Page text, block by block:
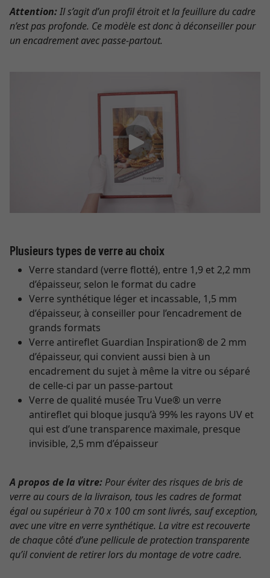
Attention:Il s’agit d’un profil étroit et la feuillure du cadre
n’est pas profonde. Ce modèle est donc à déconseiller pour
un encadrement avec passe-partout.
Plusieurs types de verre au choix
Verre standard (verre flotté), entre 1,9 et 2,2 mm
d’épaisseur, selon le format du cadre
Verre synthétique léger et incassable, 1,5 mm
d’épaisseur, à conseiller pour l’encadrement de
grands formats
Verre antireflet Guardian Inspiration® de 2 mm
d’épaisseur, qui convient aussi bien à un
encadrement du sujet à même la vitre ou séparé
de celle-ci par un passe-partout
Verre de qualité musée Tru Vue® un verre
antireflet qui bloque jusqu’à 99% les rayons UV et
qui est d’une transparence maximale, presque
invisible, 2,5 mm d’épaisseur
A propos de la vitre: Pour éviter des risques de bris de
verre au cours de la livraison, tous les cadres de format
égal ou supérieur à 70 x 100 cm sont livrés, sauf exception,
avec une vitre en verre synthétique. La vitre est recouverte
de chaque côté d’une pellicule de protection transparente
qu’il convient de retirer lors du montage de votre cadre.